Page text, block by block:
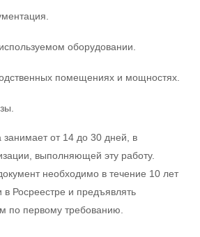
оборудовании.
помещениях и мощностях.
занимает от 14 до 30 дней, в
выполняющей эту работу.
необходимо в течение 10 лет
в Росреестре и предъявлять
по первому требованию.